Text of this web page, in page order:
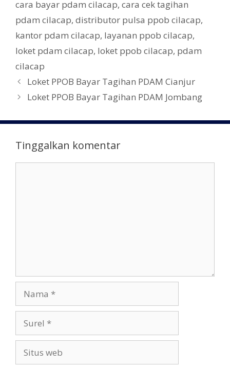
o
k
e
g
o
r
i
cara bayar pdam cilacap, cara cek tagihan
pdam cilacap, distributor pulsa ppob cilacap,
kantor pdam cilacap, layanan ppob cilacap,
loket pdam cilacap, loket ppob cilacap, pdam
cilacap
N
a
i
a
Loket PPOB Bayar Tagihan PDAM Cianjur
Loket PPOB Bayar Tagihan PDAM Jombang
Tinggalkan komentar
m
r